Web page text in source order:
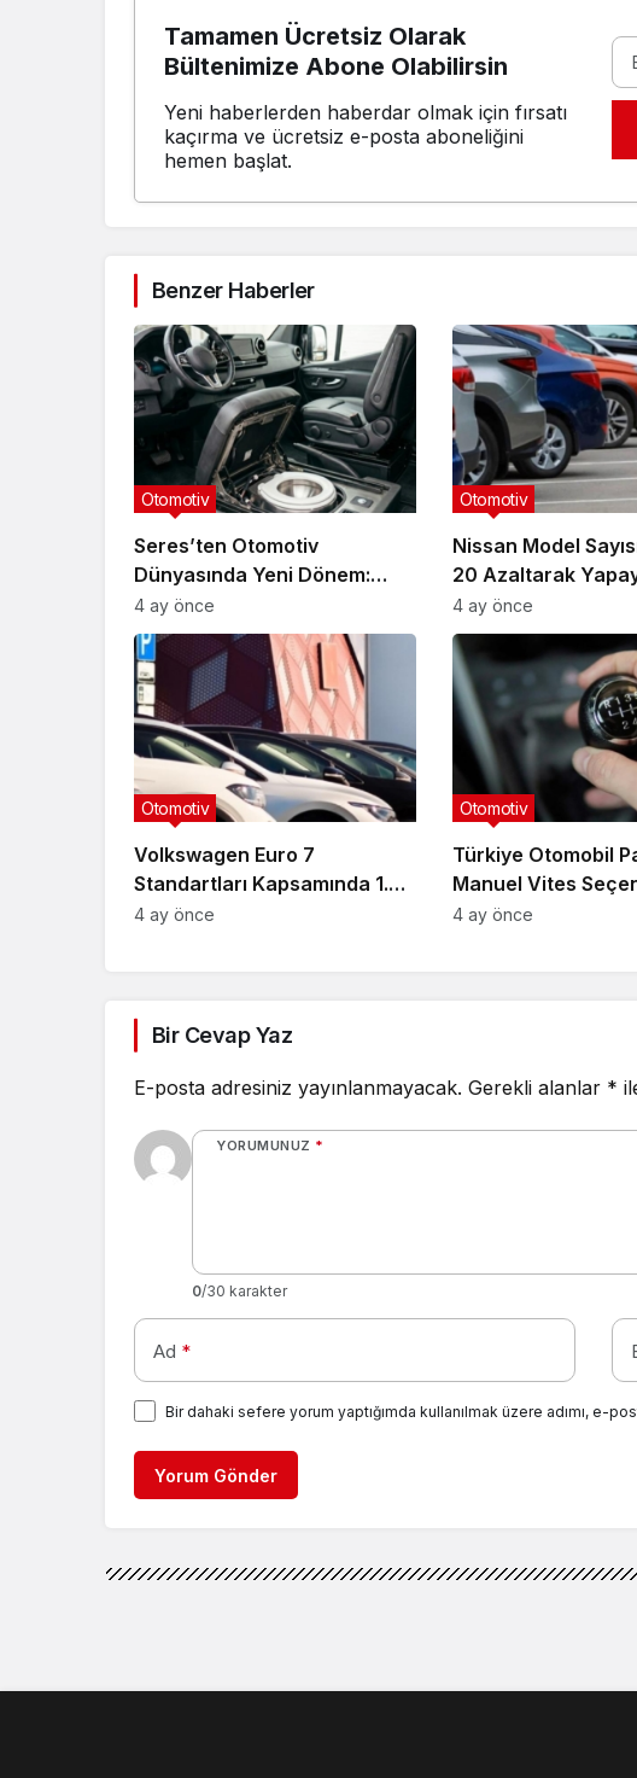
Tamamen Ücretsiz Olarak
Bültenimize Abone Olabilirsin
Yeni haberlerden haberdar olmak için fırsatı
kaçırma ve ücretsiz e-posta aboneliğini
hemen başlat.
Benzer Haberler
Seres’ten Otomotiv
Dünyasında Yeni Dönem:
Koltuk Altına Gizli Tuvalet
Patenti
Otomotiv
4 ay önce
Nissan Model
20 Azaltarak
Yatırım Yapacak
Otomotiv
4 ay önce
Volkswagen Euro 7
Standartları Kapsamında 1.0
Litre Motor Üretimini
Otomotiv
4 ay önce
Türkiye Otomobil
Manuel Vites
Yüzde 4’ün Altına
Otomotiv
4 ay önce
Bir Cevap Yaz
E-posta adresiniz yayınlanmayacak. Gerekli alanlar *
YORUMUNUZ *
0/30 karakter
Ad *
Bir dahaki sefere yorum yaptığımda kullanılmak üzere adımı, e-
Yorum Gönder